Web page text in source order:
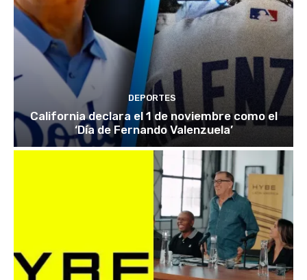
DEPORTES
California declara el 1 de noviembre como el
‘Día de Fernando Valenzuela’